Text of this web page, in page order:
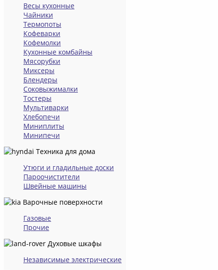
Весы кухонные
Чайники
Термопоты
Кофеварки
Кофемолки
Кухонные комбайны
Мясорубки
Миксеры
Блендеры
Соковыжималки
Тостеры
Мультиварки
Хлебопечи
Миниплиты
Минипечи
Техника для дома
Утюги и гладильные доски
Пароочистители
Швейные машины
Варочные поверхности
Газовые
Прочие
Духовые шкафы
Независимые электрические